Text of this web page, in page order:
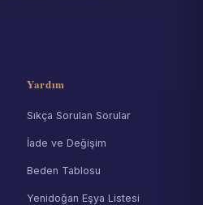
Yardım
Sıkça Sorulan Sorular
İade ve Değişim
Beden Tablosu
Yenidoğan Eşya Listesi